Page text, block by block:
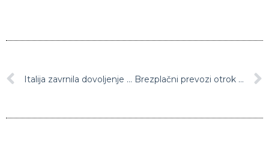
Italija zavrnila dovoljenje za vplutje nemške ladje s 101 rešenim migrantom na krovu Brezplačni prevozi otrok v šolo prevozi predstavljajo zajeten finančni zalogaj za občino